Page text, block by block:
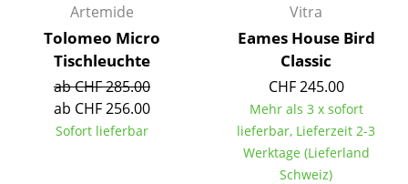
Hängeleuchten & Deckenleuchten
Tischleuchten
Schreibtischleuchten
Artemide
Tolomeo Micro
Tischleuchte
ab CHF 285.00
ab CHF 256.00
Sofort lieferbar
Vitra
Eames House Bird
Classic
CHF 245.00
Mehr als 3 x sofort
lieferbar, Lieferzeit 2-3
Werktage (Lieferland
Schweiz)